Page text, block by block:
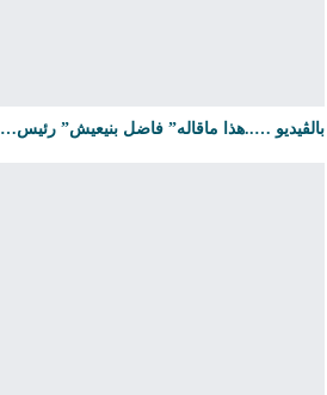
بالڤيديو …..هذا ماقاله” فاضل بنيعيش” رئيس…